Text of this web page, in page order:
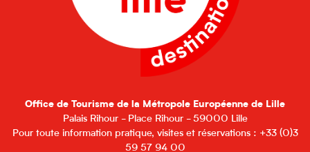
Office de Tourisme de la Métropole Européenne de Lille
Palais Rihour - Place Rihour - 59000 Lille
Pour toute information pratique, visites et réservations : +33 (0)3
59 57 94 00